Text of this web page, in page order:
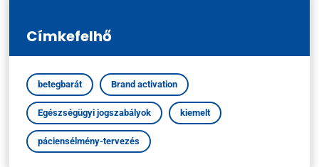
Címkefelhő
betegbarát Brand activation
Egészségügyi jogszabályok kiemelt
páciensélmény-tervezés